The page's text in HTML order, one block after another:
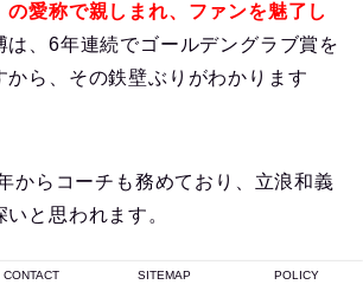
の愛称で親しまれ、ファンを魅了し
は、6年連続でゴールデングラブ賞を
から、その鉄壁ぶりがわかります
からコーチも務めており、立浪和義
と思われます。
CONTACT SITEMAP POLICY